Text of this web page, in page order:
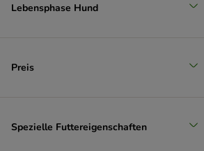
Yarrah
Lebensphase Hund
Preis
Spezielle Futtereigenschaften